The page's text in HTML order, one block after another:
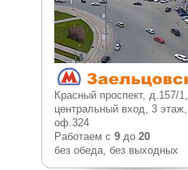
Красный проспект, д.157/1,
центральный вход, 3 этаж,
оф.324
Работаем с 9до 20
без обеда, без выходных